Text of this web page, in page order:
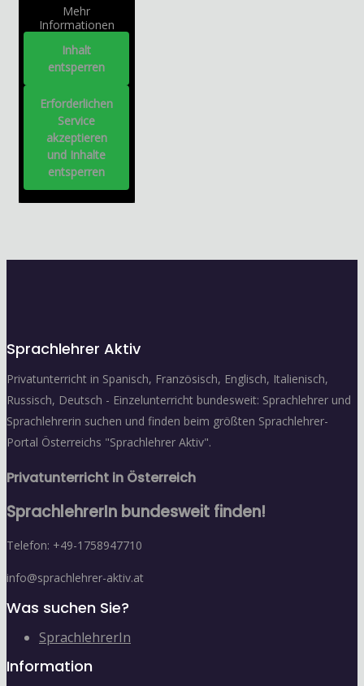
Mehr
Informationen
Inhalt
entsperren
Erforderlichen
Service
akzeptieren
und Inhalte
entsperren
Sprachlehrer Aktiv
Privatunterricht in Spanisch, Französisch, Englisch, Italienisch,
Russisch, Deutsch - Einzelunterricht bundesweit: Sprachlehrer und
Sprachlehrerin suchen und finden beim größten Sprachlehrer-
Portal Österreichs "Sprachlehrer Aktiv".
Privatunterricht in Österreich
SprachlehrerIn bundesweit finden!
Telefon: +49-1758947710
info@sprachlehrer-aktiv.at
Was suchen Sie?
SprachlehrerIn
Information